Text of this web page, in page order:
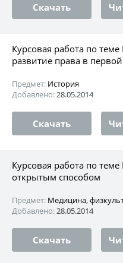
Скачать
Курсовая работа по
развитие права в
Предмет: История
Добавлено:28.05.2014
Скачать
Курсовая работа по
открытым способом
Предмет: Медицина,
Добавлено:28.05.2014
Скачать